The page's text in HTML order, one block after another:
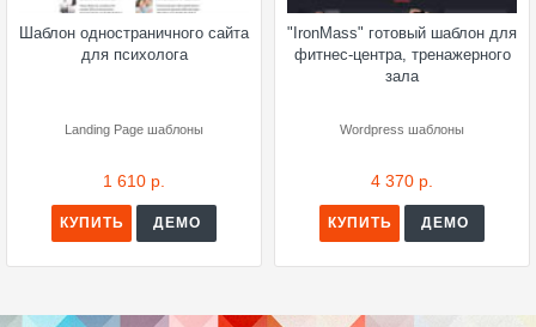
Шаблон одностраничного сайта
для психолога
Landing Page шаблоны
1 610 р.
КУПИТЬ ДЕМО
"IronMass" готовый шаблон для
фитнес-центра, тренажерного
зала
Wordpress шаблоны
4 370 р.
КУПИТЬ ДЕМО